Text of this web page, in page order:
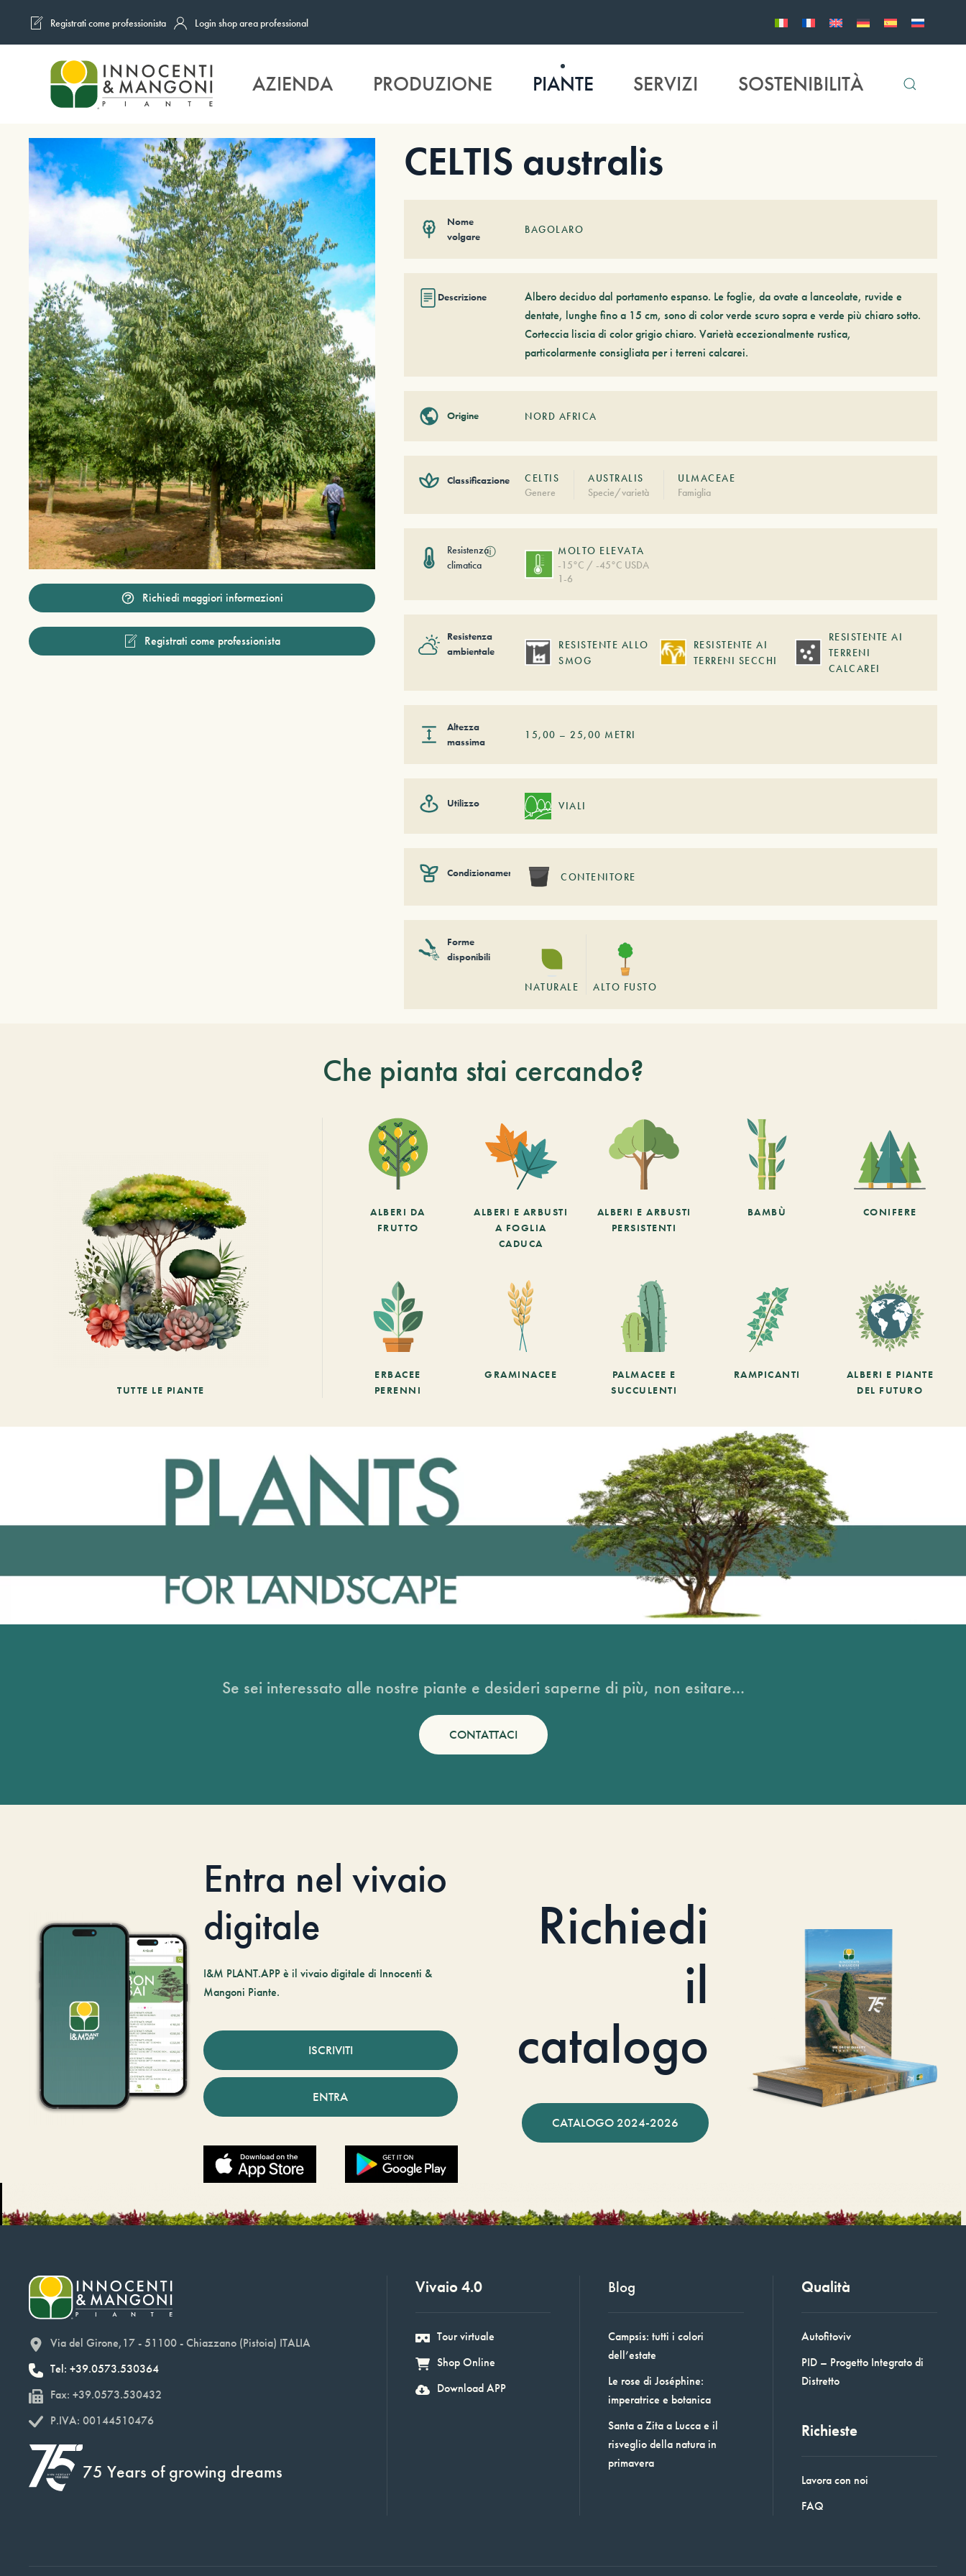
Skip to main content
Registrati come professionista Login shop area professional
AZIENDA PRODUZIONE PIANTE SERVIZI SOSTENIBILITÀ
Richiedi maggiori informazioni
Registrati come professionista
CELTIS australis
Nome
volgare
BAGOLARO
Descrizione
Albero deciduo dal portamento espanso. Le foglie, da ovate a lanceolate, ruvide e
dentate, lunghe fino a 15 cm, sono di color verde scuro sopra e verde più chiaro sotto.
Corteccia liscia di color grigio chiaro. Varietà eccezionalmente rustica,
particolarmente consigliata per i terreni calcarei.
Origine NORD AFRICA
Classificazione
CELTIS
Genere
AUSTRALIS
Specie/varietà
ULMACEAE
Famiglia
Resistenza
climatica
ⓘ
MOLTO ELEVATA
-15°C / -45°C USDA
1-6
Resistenza
ambientale
RESISTENTE ALLO
SMOG
RESISTENTE AI
TERRENI SECCHI
RESISTENTE AI
TERRENI
CALCAREI
Altezza
massima
15,00 –25,00 METRI
Utilizzo VIALI
Condizionamento CONTENITORE
Forme
disponibili
NATURALE ALTO FUSTO
Che pianta stai cercando?
TUTTE LE PIANTE
ALBERI DA
FRUTTO
ALBERI E ARBUSTI
A FOGLIA
CADUCA
ALBERI E ARBUSTI
PERSISTENTI
BAMBÙ CONIFERE
ERBACEE
PERENNI
GRAMINACEE
PALMACEE E
SUCCULENTI
RAMPICANTI
ALBERI E PIANTE
DEL FUTURO
Se sei interessato alle nostre piante e desideri saperne di più, non esitare...
CONTATTACI
Entra nel vivaio
digitale
I&M PLANT.APP è il vivaio digitale di Innocenti &
Mangoni Piante.
ISCRIVITI
ENTRA
Richiedi
il
catalogo
CATALOGO 2024-2026
Via del Girone,17 - 51100 - Chiazzano (Pistoia) ITALIA
Tel: +39.0573.530364
Fax: +39.0573.530432
P.IVA: 00144510476
75 Years of growing dreams
Vivaio 4.0
Tour virtuale
Shop Online
Download APP
Blog
Campsis: tutti i colori
dell’estate
Le rose di Joséphine:
imperatrice e botanica
Santa a Zita a Lucca e il
risveglio della natura in
primavera
Qualità
Autofitoviv
PID – Progetto Integrato di
Distretto
Richieste
Lavora con noi
FAQ